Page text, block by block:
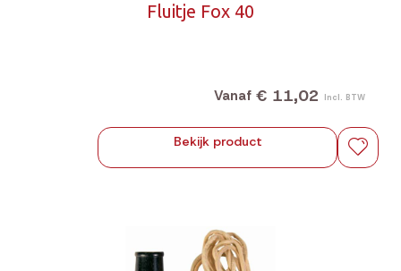
Fluitje Fox 40
Vanaf € 11,02 Incl. BTW
Bekijk product